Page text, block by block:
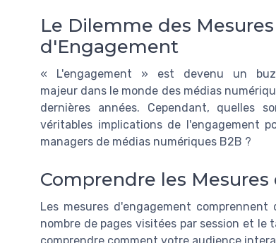
Le Dilemme des Mesures
d'Engagement
« L'engagement » est devenu un
majeur dans le monde des médias
dernières années. Cependant, quelles
véritables implications de l'engagement
managers de médias numériques B2B ?
Comprendre les
Les mesures d'engagement
nombre de pages visitées par session et